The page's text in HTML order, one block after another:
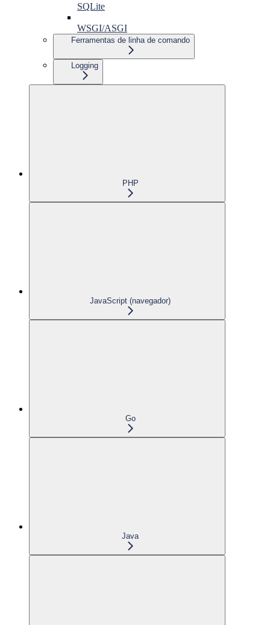
SQLite
WSGI/ASGI
Ferramentas de linha de comando
Logging
PHP
JavaScript (navegador)
Go
Java